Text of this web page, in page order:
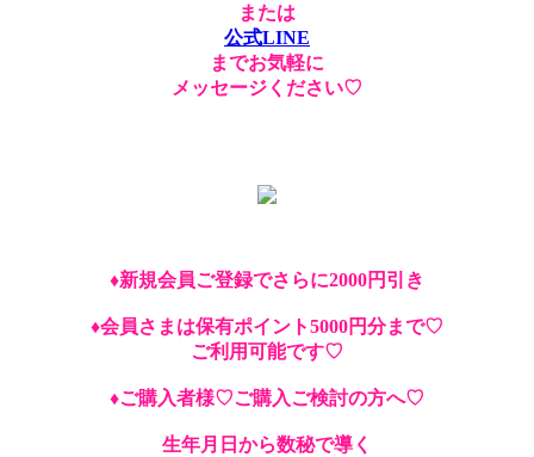
または
公式LINE
までお気軽に
メッセージください♡
♦︎新規会員ご登録でさらに2000円引き
♦︎会員さまは保有ポイント5000円分まで♡
ご利用可能です♡
♦︎ご購入者様♡ご購入ご検討の方へ♡
生年月日から数秘で導く